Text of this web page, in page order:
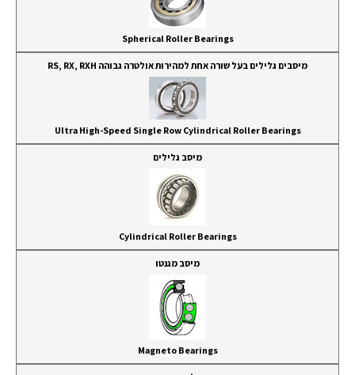
Spherical Roller Bearings
מיסבים גלילים בעל שורה אחת למהירות אולטרה גבוהה RS, RX, RXH
Ultra High-Speed Single Row Cylindrical Roller Bearings
מיסב גלילים
Cylindrical Roller Bearings
מיסב מגנטו
Magneto Bearings